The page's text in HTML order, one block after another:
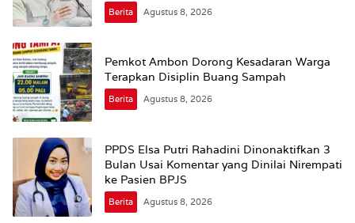
Supplier harus Berhenti Sekarang
Berita Agustus 8, 2026
Pemkot Ambon Dorong Kesadaran Warga
Terapkan Disiplin Buang Sampah
Berita Agustus 8, 2026
PPDS Elsa Putri Rahadini Dinonaktifkan 3
Bulan Usai Komentar yang Dinilai Nirempati
ke Pasien BPJS
Berita Agustus 8, 2026